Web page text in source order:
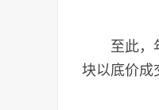
至此，年
块以底价成